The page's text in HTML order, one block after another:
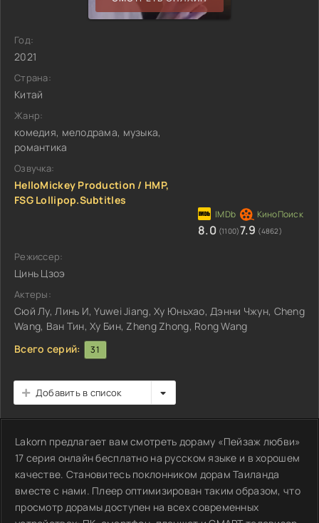
Год:
2021
Страна:
Китай
Жанр:
комедия, мелодрама, музыка,
романтика
Озвучка:
HelloMickey Production / HMP,
FSG Lollipop.Subtitles
8.0 (1100)7.9 (4862)
Режиссер:
Цинь Цзоэ
Актеры:
Сюй Лу, Линь И, Yuwei Jiang, Ху Юньхао, Дэнни Чжун, Cheng
Wang, Ван Тин, Ху Бин, Zheng Zhong, Rong Wang
Всего серий:
31
Добавить в список
Lakorn предлагает вам смотреть дораму «Пейзаж любви»
17 серия онлайн бесплатно на русском языке и в хорошем
качестве. Становитесь поклонником дорам Таиланда
вместе с нами. Плеер оптимизирован таким образом, что
просмотр дорамы доступен на всех современных